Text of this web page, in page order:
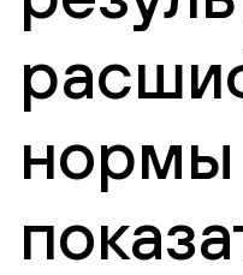
нормы